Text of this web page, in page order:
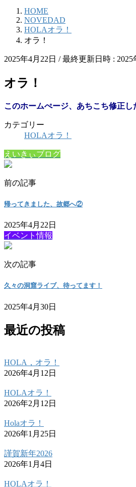
HOME
NOVEDAD
HOLAオラ！
オラ！
2025年4月22日 / 最終更新日時 : 2025
オラ！
このホームぺージ、あちこち修正し
カテゴリー
HOLAオラ！
えいきぃブログ
前の記事
帰ってきました、故郷へ②
2025年4月22日
イベント情報
次の記事
久々の洞窟ライブ、待ってます！
2025年4月30日
最近の投稿
HOLA，オラ！
2026年4月12日
HOLAオラ！
2026年2月12日
Holaオラ！
2026年1月25日
謹賀新年2026
2026年1月4日
HOLAオラ！